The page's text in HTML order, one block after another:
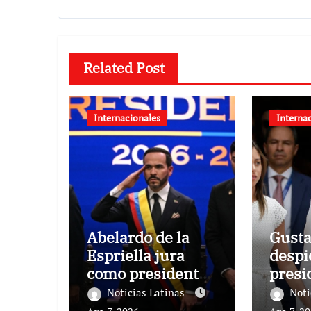
Related Post
Internacionales
Abelardo de la
Espriella jura
como presidente
de Colombia para
Noticias Latinas
la